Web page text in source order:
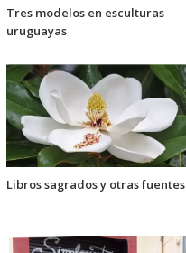
Tres modelos en esculturas
uruguayas
Libros sagrados y otras fuentes